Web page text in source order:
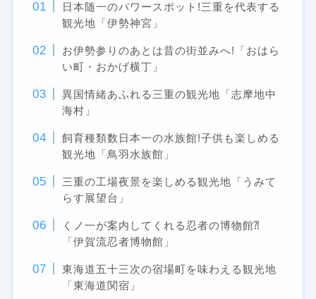
日本随一のパワースポット!三重を代表する
観光地「伊勢神宮」
お伊勢参りのあとは昔の街並みへ!「おはら
い町・おかげ横丁」
異国情緒あふれる三重の観光地「志摩地中
海村」
飼育種類数日本一の水族館!子供も楽しめる
観光地「鳥羽水族館」
三重の工場夜景を楽しめる観光地「うみて
らす展望台」
くノ一が案内してくれる忍者の博物館⁈
「伊賀流忍者博物館」
東海道五十三次の宿場町を味わえる観光地
「東海道関宿」